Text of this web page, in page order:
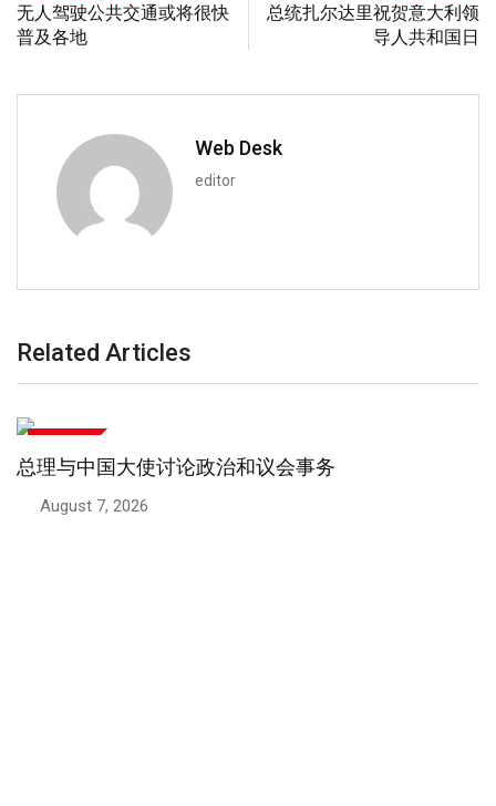
无人驾驶公共交通或将很快
普及各地
总统扎尔达里祝贺意大利领
导人共和国日
Web Desk
editor
Related Articles
巴基斯坦卫生部长邀请中国投资者投资巴基斯坦医疗
卫生领域